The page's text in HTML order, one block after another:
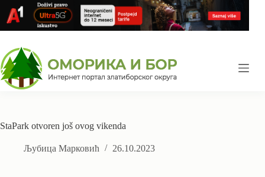
content
StaPark otvoren još ovog vikenda
Љубица Марковић 26.10.2023